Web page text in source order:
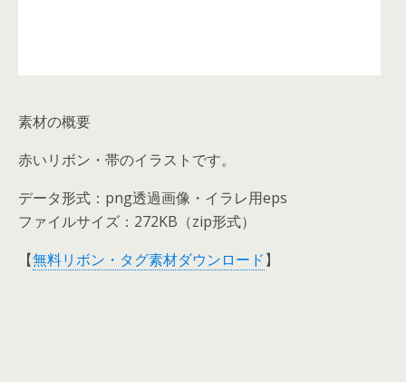
素材の概要
赤いリボン・帯のイラストです。
データ形式：png透過画像・イラレ用eps
ファイルサイズ：272KB（zip形式）
【無料リボン・タグ素材ダウンロード】